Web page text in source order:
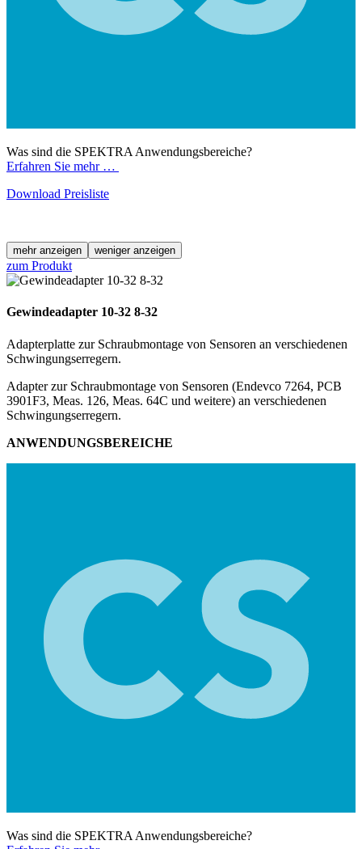
Was sind die SPEKTRA Anwendungsbereiche?
Erfahren Sie mehr …
Download Preisliste
mehr anzeigen weniger anzeigen
zum Produkt
Gewindeadapter 10-32 8-32
Adapterplatte zur Schraubmontage von Sensoren an verschiedenen
Schwingungserregern.
Adapter zur Schraubmontage von Sensoren (Endevco 7264, PCB
3901F3, Meas. 126, Meas. 64C und weitere) an verschiedenen
Schwingungserregern.
ANWENDUNGSBEREICHE
Was sind die SPEKTRA Anwendungsbereiche?